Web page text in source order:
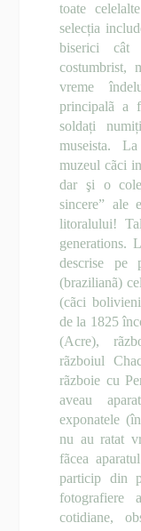
toate
selecția
biserici cât
costumbrist,
vreme
principalã a
soldați
museista.
muzeul cãci
dar şi o
sincere” ale
litoralului!
generations.
descrise pe
(brazilianã)
(cãci
de la 1825
(Acre),
rãzboiul
rãzboie cu
aveau
exponatele
nu au ratat
fãcea
particip din
fotografiere
cotidiane,